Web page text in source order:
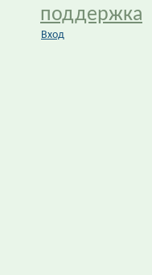
поддержка
Вход